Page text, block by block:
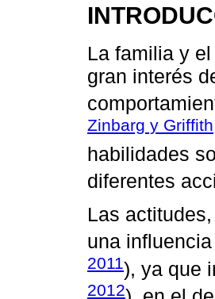
La familia y
gran interés
Zinbarg y
habilidades
diferentes
Las
una
2011), ya que
2012